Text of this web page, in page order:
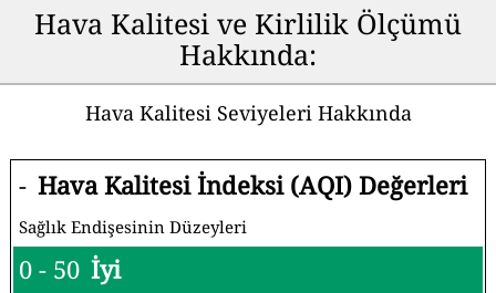
Hava Kalitesi ve Kirlilik Ölçümü
Hakkında:
Hava Kalitesi Seviyeleri Hakkında
- Hava Kalitesi İndeksi (AQI) Değerleri
Sağlık Endişesinin Düzeyleri
0 - 50 İyi